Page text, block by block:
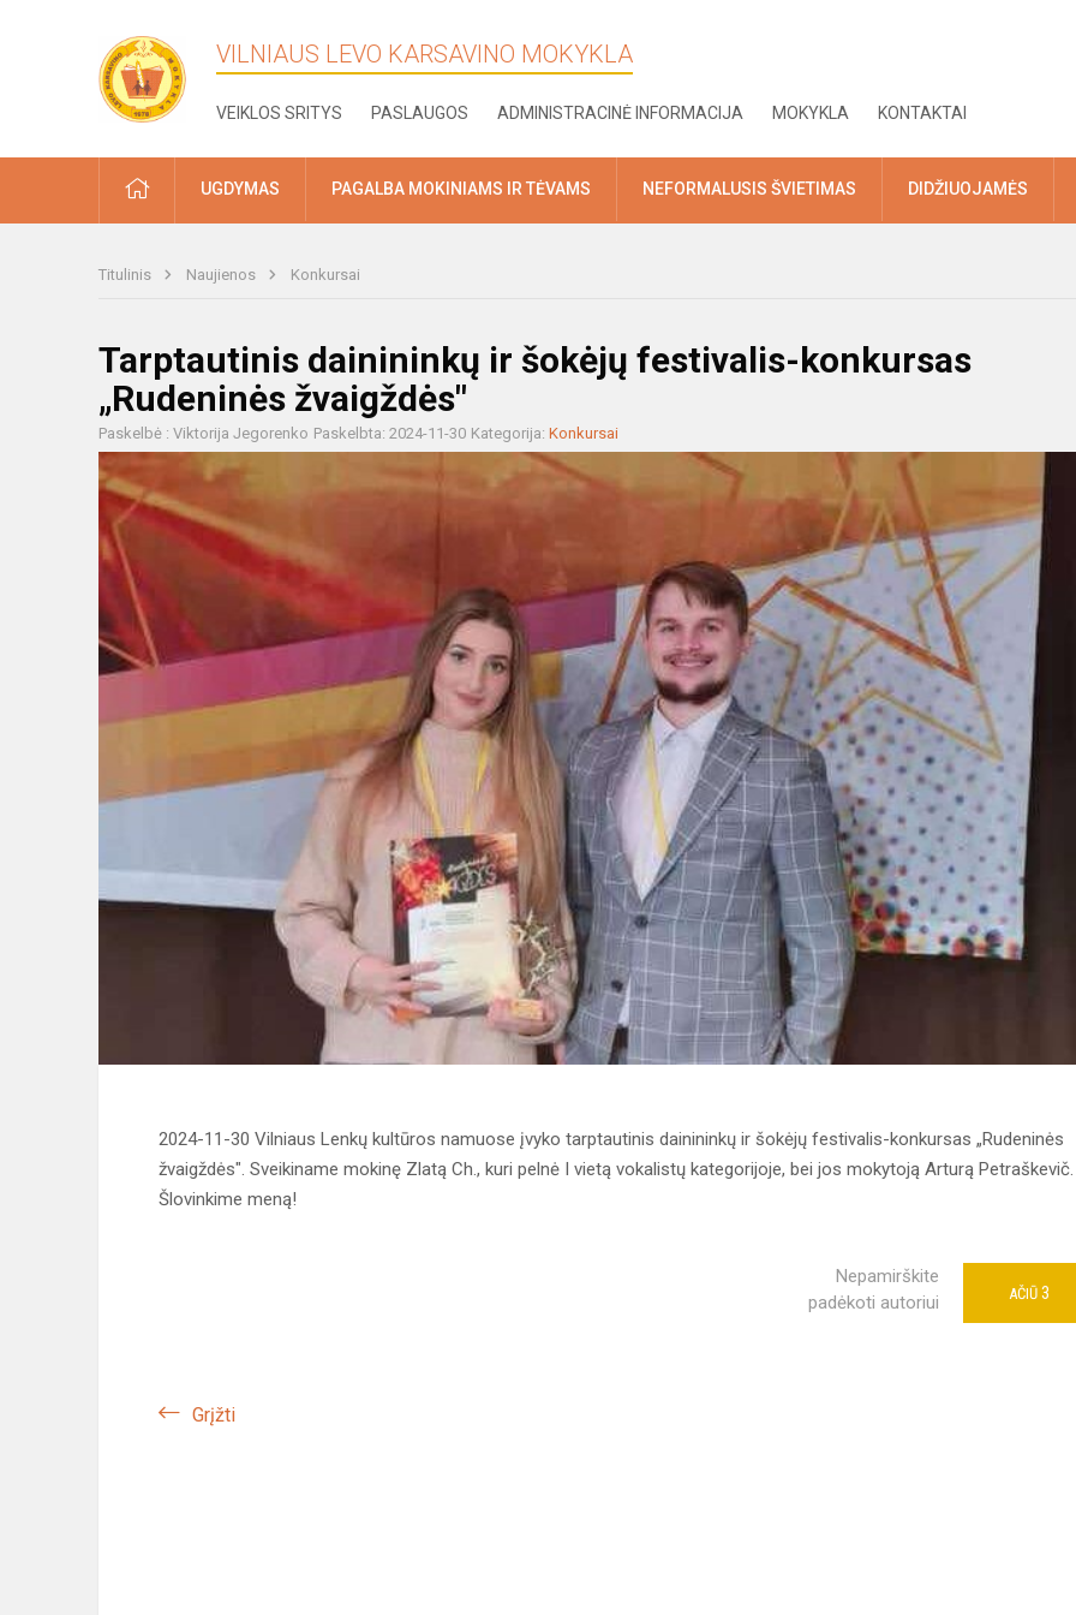
VILNIAUS LEVO KARSAVINO MOKYKLA
VEIKLOS SRITYS PASLAUGOS ADMINISTRACINĖ INFORMACIJA MOKYKLA KONTAKTAI
PRADŽIAUGDYMAS PAGALBA MOKINIAMS IR TĖVAMS NEFORMALUSIS ŠVIETIMAS DIDŽIUOJAMĖS
Titulinis Naujienos Konkursai
Tarptautinis dainininkų ir šokėjų festivalis-konkursas
„Rudeninės žvaigždės"
Paskelbė : Viktorija Jegorenko Paskelbta: 2024-11-30 Kategorija: Konkursai
2024-11-30 Vilniaus Lenkų kultūros namuose įvyko tarptautinis dainininkų ir šokėjų festivalis-konkursas „Rudeninės
žvaigždės". Sveikiname mokinę Zlatą Ch., kuri pelnė I vietą vokalistų kategorijoje, bei jos mokytoją Arturą Petraškevič.
Šlovinkime meną!
Nepamirškite
padėkoti autoriui
AČIŪ 3
Grįžti